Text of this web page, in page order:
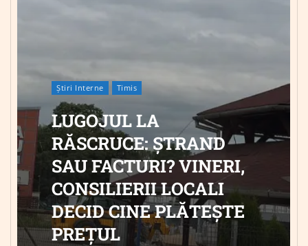
Știri Interne Timis
LUGOJUL LA
RĂSCRUCE: ȘTRAND
SAU FACTURI? VINERI,
CONSILIERII LOCALI
DECID CINE PLĂTEȘTE
PREȚUL